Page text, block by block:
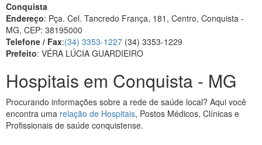
Conquista
Endereço: Pça. Cel. Tancredo França, 181, Centro, Conquista -
MG, CEP: 38195000
Telefone / Fax:(34) 3353-1227 (34) 3353-1229
Prefeito: VÉRA LÚCIA GUARDIEIRO
Hospitais em Conquista - MG
Procurando informações sobre a rede de saúde local? Aqui você
encontra uma relação de Hospitais, Postos Médicos, Clínicas e
Profissionais de saúde conquistense.